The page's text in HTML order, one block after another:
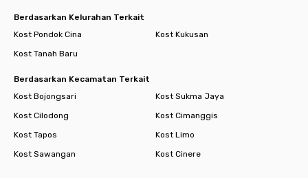
Berdasarkan Kelurahan Terkait
Kost Pondok Cina
Kost Kukusan
Kost Tanah Baru
Berdasarkan Kecamatan Terkait
Kost Bojongsari
Kost Sukma Jaya
Kost Cilodong
Kost Cimanggis
Kost Tapos
Kost Limo
Kost Sawangan
Kost Cinere